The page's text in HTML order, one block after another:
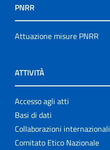
PNRR
Attuazione misure PNRR
ATTIVITÀ
Accesso agli atti
Basi di dati
Collaborazioni internazionali
Comitato Etico Nazionale